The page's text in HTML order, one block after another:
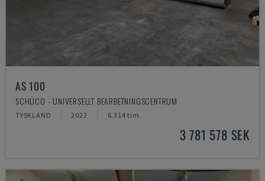
AS 100
SCHÜCO - UNIVERSELLT BEARBETNINGSCENTRUM
TYSKLAND 2022 6.314 tim.
3 781 578 SEK